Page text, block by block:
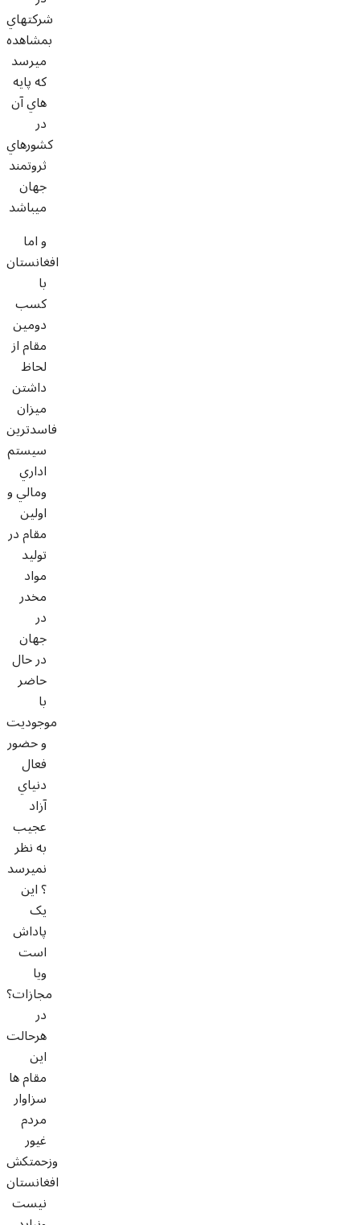
شرکتهاي
بمشاهده
ميرسد
که پايه
هاي آن
در
کشورهاي
ثروتمند
جهان
ميباشد
و اما
افغانستان
با
کسب
دومين
مقام از
لحاظ
داشتن
ميزان
فاسدترين
سيستم
اداري
ومالي و
اولين
مقام در
توليد
مواد
مخدر
در
جهان
در حال
حاضر
با
موجوديت
و حضور
فعال
دنياي
آزاد
عجيب
به نظر
نميرسد
؟ اين
يک
پاداش
است
ويا
مجازات؟
در
هرحالت
اين
مقام ها
سزاوار
مردم
غيور
وزحمتکش
افغانستان
نيست